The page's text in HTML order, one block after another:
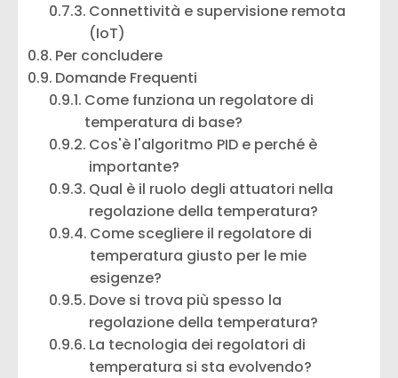
Connettività e supervisione remota
(IoT)
Per concludere
Domande Frequenti
Come funziona un regolatore di
temperatura di base?
Cos'è l'algoritmo PID e perché è
importante?
Qual è il ruolo degli attuatori nella
regolazione della temperatura?
Come scegliere il regolatore di
temperatura giusto per le mie
esigenze?
Dove si trova più spesso la
regolazione della temperatura?
La tecnologia dei regolatori di
temperatura si sta evolvendo?